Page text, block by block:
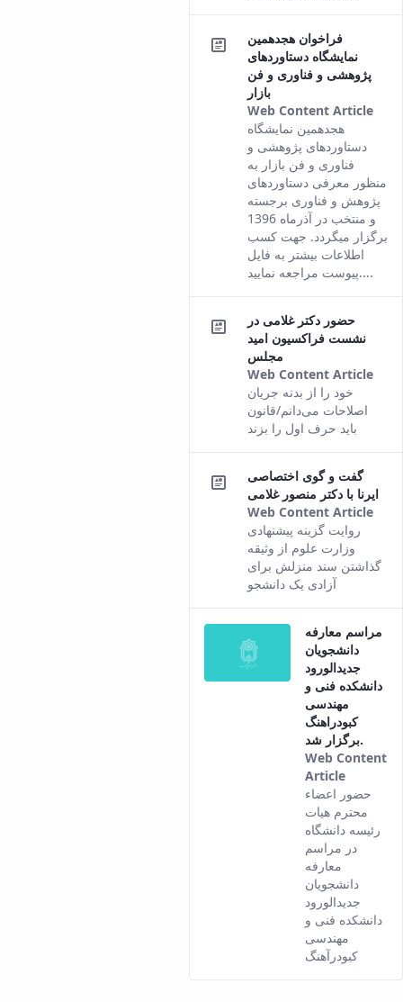
فراخوان هجدهمین
نمایشگاه دستاوردهای
پژوهشی و فناوری و فن
بازار
Web Content Article
of
هجدهمین نمایشگاه
دستاوردهای پژوهشی و
فناوری و فن بازار به
منظور معرفی دستاوردهای
پژوهش و فناوری برجسته
و منتخب در آذرماه 1396
برگزار میگردد. جهت کسب
اطلاعات بیشتر به فایل
پیوست مراجعه نمایید....
حضور دکتر غلامی در
نشست فراکسیون امید
مجلس
Web Content Article
خود را از بدنه جریان
اصلاحات می‌دانم/قانون
باید حرف اول را بزند
گفت و گوی اختصاصی
ایرنا با دکتر منصور غلامی
Web Content Article
روایت گزینه پیشنهادی
وزارت علوم از وثیقه
گذاشتن سند منزلش برای
آزادی یک دانشجو
مراسم معارفه
دانشجویان
جدیدالورود
دانشکده فنی و
مهندسی
کبودراهنگ
برگزار شد.
Web Content
Article
result
comes
from
Persian
of this
حضور اعضاء
محترم هیات
رئیسه دانشگاه
در مراسم
معارفه
دانشجویان
جدیدالورود
دانشکده فنی و
مهندسی
کبودرآهنگ